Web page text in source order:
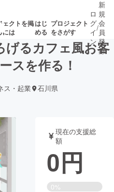
ェクトを掲
には
はじ
める
プロジェクト
をさがす
募集終了が近いプ
ロジェクト
音楽
ェット ゲーム・サ
書籍・雑誌
ロ
グ
イ
ン
/
新
規
会
員
登
録
げるカフェ風お客
スを作る！
ス・起業 石川県
現在の支援総
額
0円
0%